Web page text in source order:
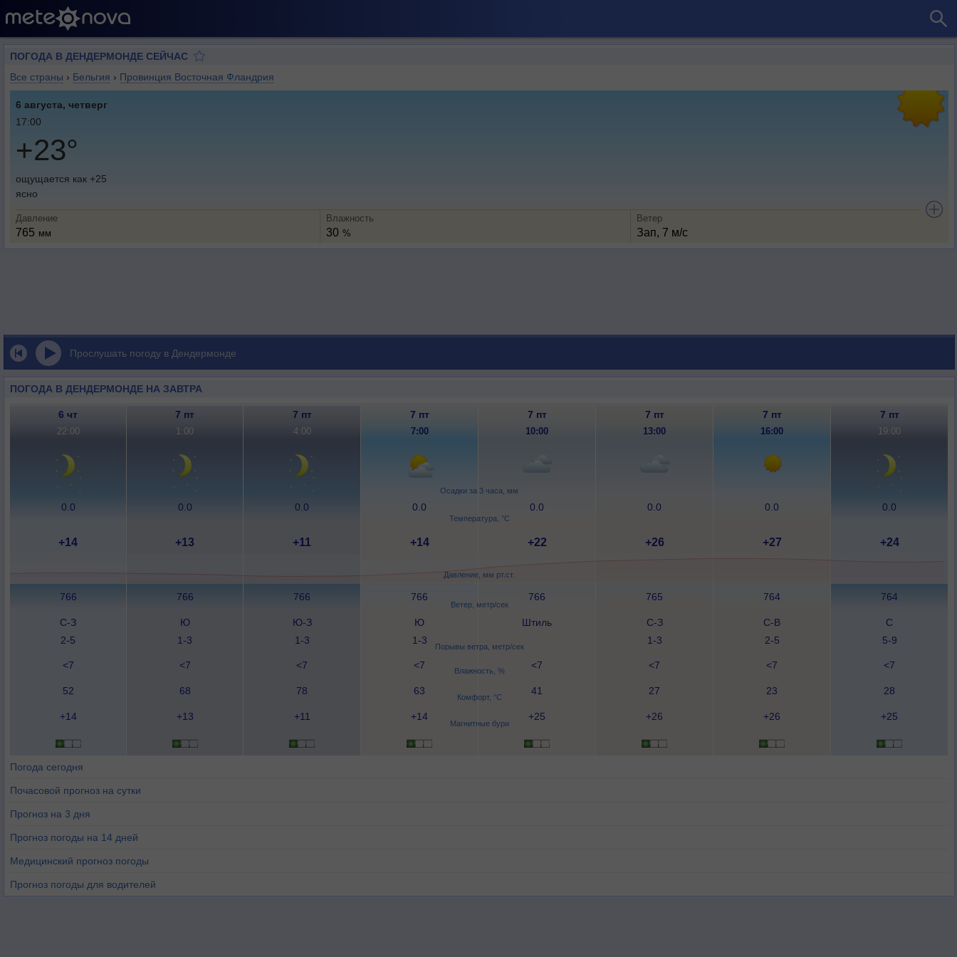
ПОГОДА В ДЕНДЕРМОНДЕ СЕЙЧАС
Все страны › Бельгия › Провинция Восточная Фландрия
6 августа, четверг
17:00
+23°
ощущается как +25
ясно
Давление
765 мм
Влажность
30 %
Ветер
Зап, 7 м/с
Прослушать погоду в Дендермонде
ПОГОДА В ДЕНДЕРМОНДЕ НА ЗАВТРА
Осадки за 3 часа, мм
Температура, °C
Давление, мм рт.ст.
Ветер, метр/сек
Порывы ветра, метр/сек
Влажность, %
Комфорт, °C
Магнитные бури
6 чт 7 пт 7 пт 7 пт 7 пт 7 пт 7 пт 7 пт
22:00 1:00 4:00 7:00 10:00 13:00 16:00 19:00
0.0 0.0 0.0 0.0 0.0 0.0 0.0 0.0
+14 +13 +11 +14 +22 +26 +27 +24
766 766 766 766 766 765 764 764
С-З
2-5
Ю
1-3
Ю-З
1-3
Ю
1-3
Штиль
С-З
1-3
С-В
2-5
С
5-9
<7 <7 <7 <7 <7 <7 <7 <7
52 68 78 63 41 27 23 28
+14 +13 +11 +14 +25 +26 +26 +25
Погода сегодня
Почасовой прогноз на сутки
Прогноз на 3 дня
Прогноз погоды на 14 дней
Медицинский прогноз погоды
Прогноз погоды для водителей